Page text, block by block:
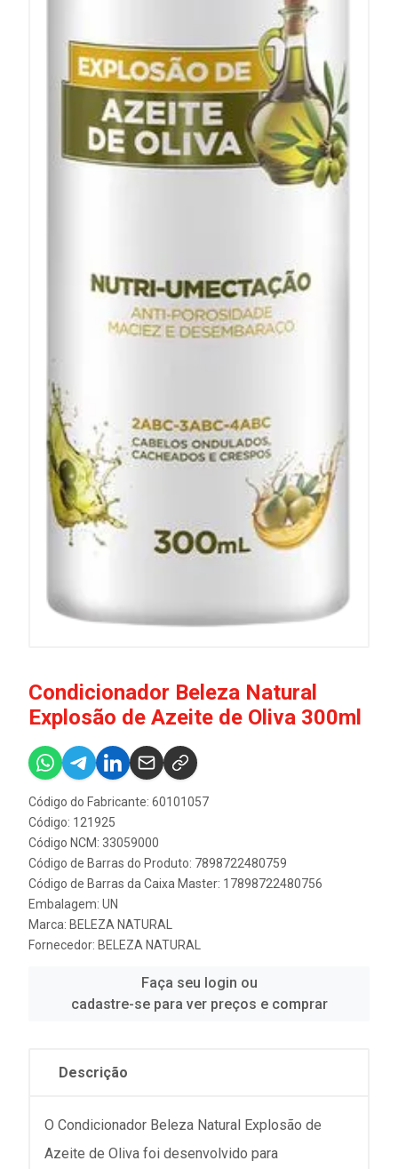
Condicionador Beleza Natural
Explosão de Azeite de Oliva 300ml
Código do Fabricante: 60101057
Código: 121925
Código NCM: 33059000
Código de Barras do Produto: 7898722480759
Código de Barras da Caixa Master: 17898722480756
Embalagem: UN
Marca: BELEZA NATURAL
Fornecedor: BELEZA NATURAL
Faça seu login ou
cadastre-se para ver preços e comprar
Descrição
O Condicionador Beleza Natural Explosão de
Azeite de Oliva foi desenvolvido para